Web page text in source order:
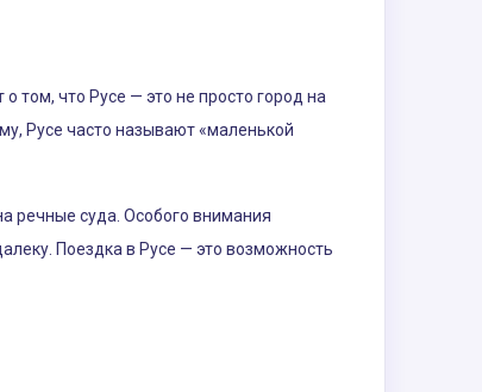
том, что Русе — это не просто город на
Русе часто называют «маленькой
речные суда. Особого внимания
Поездка в Русе — это возможность